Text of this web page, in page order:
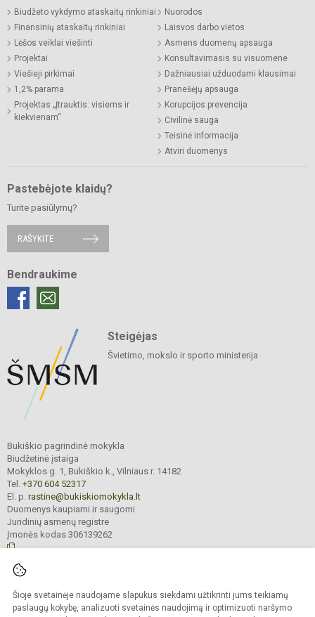
Šioje svetainėje naudojame slapukus siekdami užtikrinti jums teikiamų
paslaugų kokybę, analizuoti svetainės naudojimą ir optimizuoti naršymo
Biudžeto vykdymo ataskaitų rinkiniai
Finansinių ataskaitų rinkiniai
Lėšos veiklai viešinti
Projektai
Viešieji pirkimai
1,2% parama
Projektas „Įtrauktis: visiems ir
kiekvienam“
Nuorodos
Laisvos darbo vietos
Asmens duomenų apsauga
Konsultavimasis su visuomene
Dažniausiai užduodami klausimai
Pranešėjų apsauga
Korupcijos prevencija
Civilinė sauga
Teisinė informacija
Atviri duomenys
Pastebėjote klaidų?
Turite pasiūlymų?
RAŠYKITE
Bendraukime
Steigėjas
Švietimo, mokslo ir sporto ministerija
Bukiškio pagrindinė mokykla
Biudžetinė įstaiga
Mokyklos g. 1, Bukiškio k., Vilniaus r. 14182
Tel. +370 604 52317
El. p. rastine@bukiskiomokykla.lt
Duomenys kaupiami ir saugomi
Juridinių asmenų registre
Įmonės kodas 306139262
Kopijuoti turinį be raštiško Bukiškio pagrindinės mokyklos administracijos
sutikimo griežtai draudžiama.